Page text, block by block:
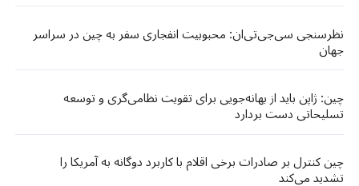
نظرسنجی سی‌جی‌تی‌ان: محبوبیت انفجاری سفر به چین در سراسر
جهان
چین: ژاپن باید از بهانه‌جویی برای تقویت نظامی‌گری و توسعه
تسلیحاتی دست بردارد
چین کنترل بر صادرات برخی اقلام با کاربرد دوگانه به آمریکا را
تشدید می‌کند